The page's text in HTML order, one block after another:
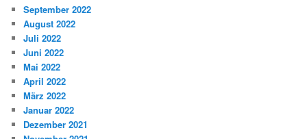
September 2022
August 2022
Juli 2022
Juni 2022
Mai 2022
April 2022
März 2022
Januar 2022
Dezember 2021